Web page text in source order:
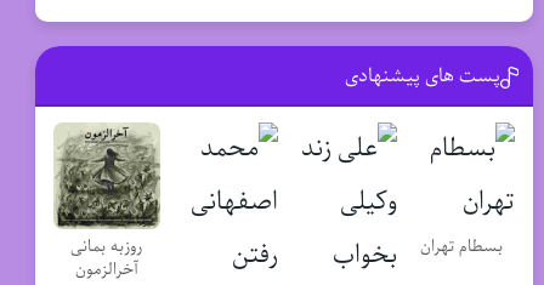
پست های پیشنهادی
بسطام تهران
روزبه بمانی
آخرالزمون